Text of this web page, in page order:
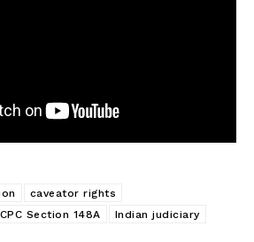
caveator rights
CPC Section 148A
Indian judiciary